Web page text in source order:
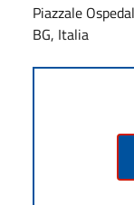
Piazzale
BG, Italia